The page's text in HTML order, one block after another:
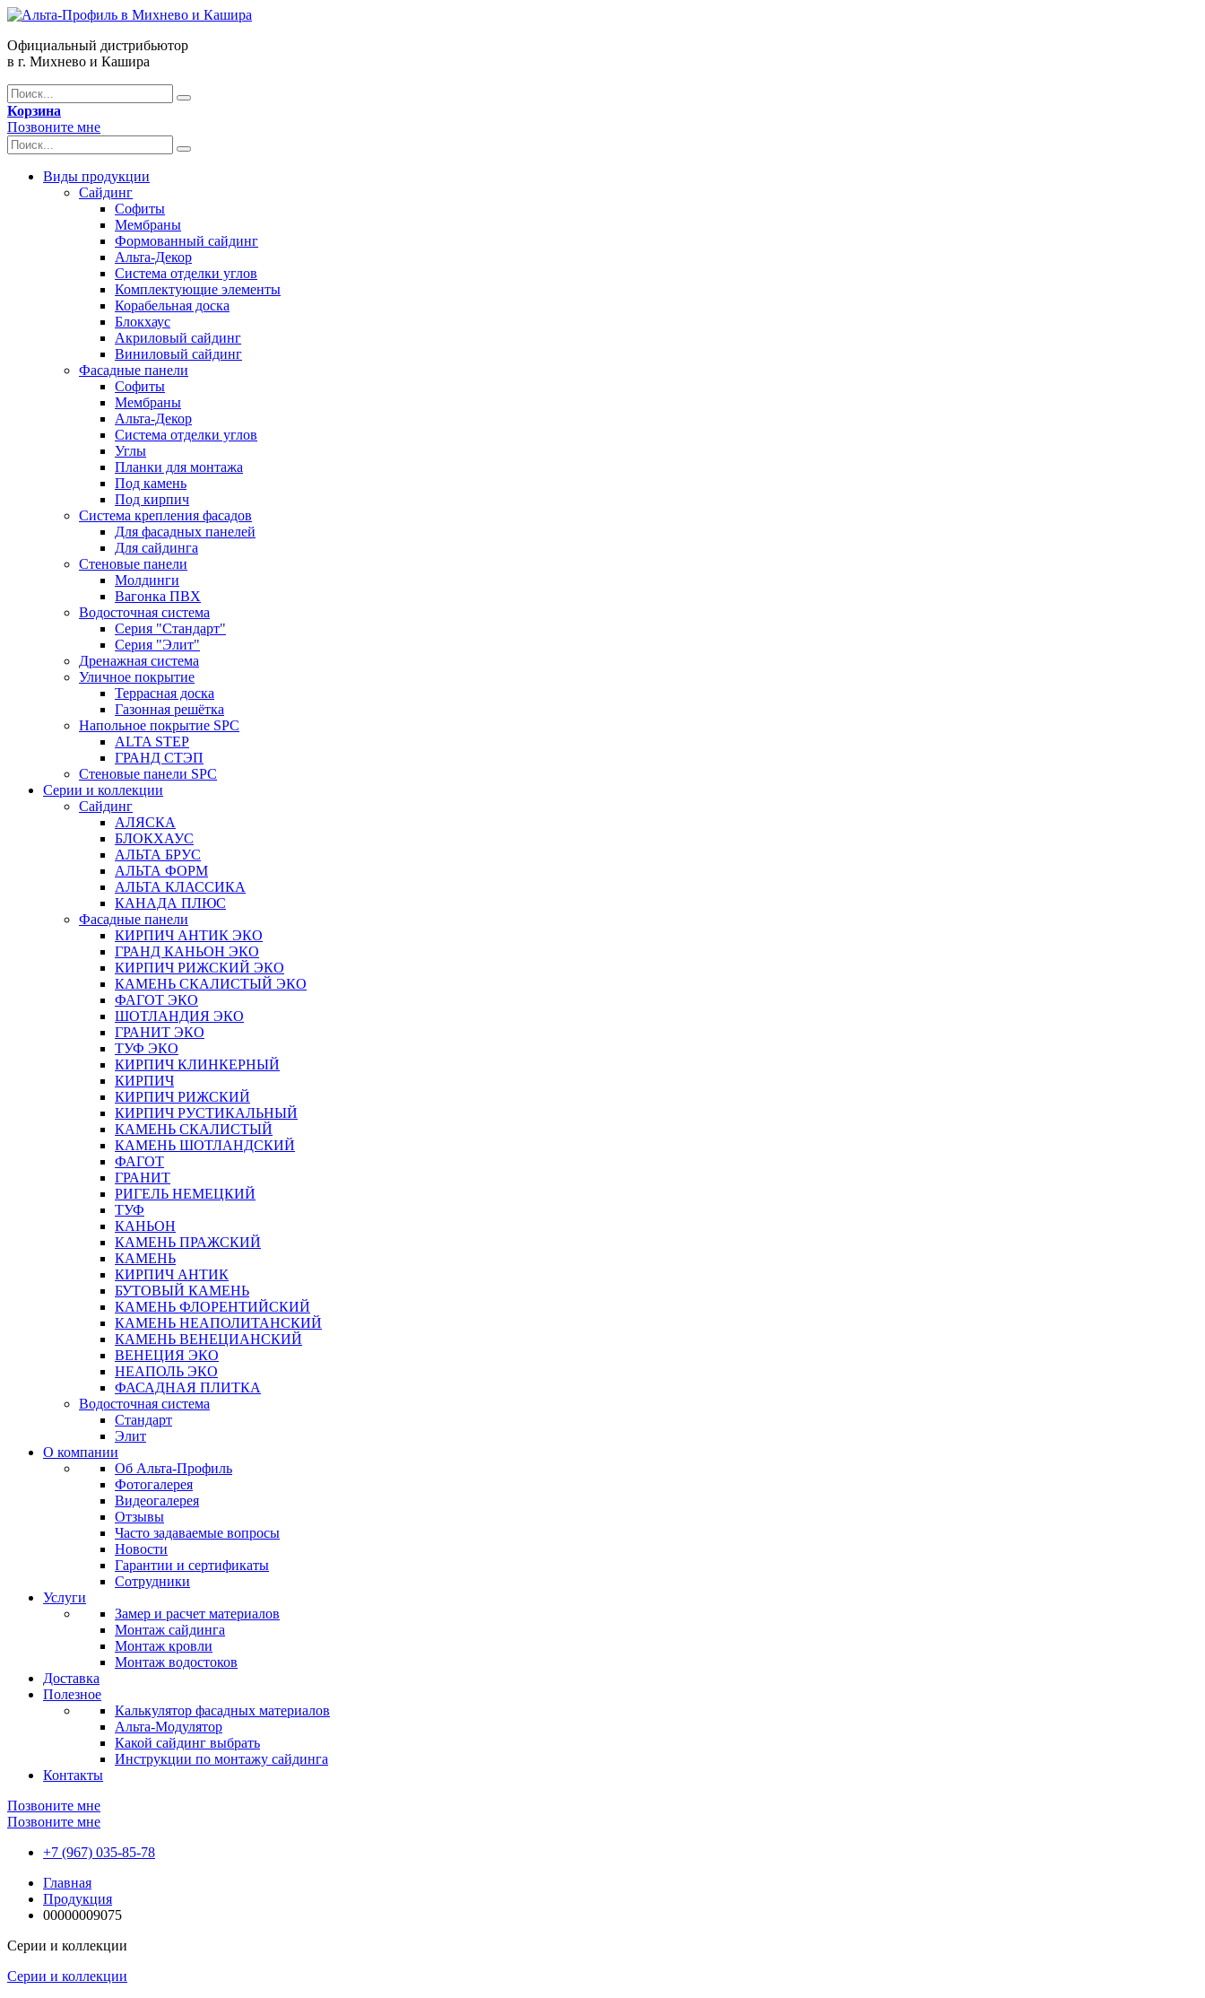
Официальный дистрибьютор
в г. Михнево и Кашира
Корзина
Позвоните мне
Виды продукции
Сайдинг
Софиты
Мембраны
Формованный сайдинг
Альта-Декор
Система отделки углов
Комплектующие элементы
Корабельная доска
Блокхаус
Акриловый сайдинг
Виниловый сайдинг
Фасадные панели
Софиты
Мембраны
Альта-Декор
Система отделки углов
Углы
Планки для монтажа
Под камень
Под кирпич
Система крепления фасадов
Для фасадных панелей
Для сайдинга
Стеновые панели
Молдинги
Вагонка ПВХ
Водосточная система
Серия "Стандарт"
Серия "Элит"
Дренажная система
Уличное покрытие
Террасная доска
Газонная решётка
Напольное покрытие SPC
ALTA STEP
ГРАНД СТЭП
Стеновые панели SPC
Серии и коллекции
Сайдинг
АЛЯСКА
БЛОКХАУС
АЛЬТА БРУС
АЛЬТА ФОРМ
АЛЬТА КЛАССИКА
КАНАДА ПЛЮС
Фасадные панели
КИРПИЧ АНТИК ЭКО
ГРАНД КАНЬОН ЭКО
КИРПИЧ РИЖСКИЙ ЭКО
КАМЕНЬ СКАЛИСТЫЙ ЭКО
ФАГОТ ЭКО
ШОТЛАНДИЯ ЭКО
ГРАНИТ ЭКО
ТУФ ЭКО
КИРПИЧ КЛИНКЕРНЫЙ
КИРПИЧ
КИРПИЧ РИЖСКИЙ
КИРПИЧ РУСТИКАЛЬНЫЙ
КАМЕНЬ СКАЛИСТЫЙ
КАМЕНЬ ШОТЛАНДСКИЙ
ФАГОТ
ГРАНИТ
РИГЕЛЬ НЕМЕЦКИЙ
ТУФ
КАНЬОН
КАМЕНЬ ПРАЖСКИЙ
КАМЕНЬ
КИРПИЧ АНТИК
БУТОВЫЙ КАМЕНЬ
КАМЕНЬ ФЛОРЕНТИЙСКИЙ
КАМЕНЬ НЕАПОЛИТАНСКИЙ
КАМЕНЬ ВЕНЕЦИАНСКИЙ
ВЕНЕЦИЯ ЭКО
НЕАПОЛЬ ЭКО
ФАСАДНАЯ ПЛИТКА
Водосточная система
Стандарт
Элит
О компании
Об Альта-Профиль
Фотогалерея
Видеогалерея
Отзывы
Часто задаваемые вопросы
Новости
Гарантии и сертификаты
Сотрудники
Услуги
Замер и расчет материалов
Монтаж сайдинга
Монтаж кровли
Монтаж водостоков
Доставка
Полезное
Калькулятор фасадных материалов
Альта-Модулятор
Какой сайдинг выбрать
Инструкции по монтажу сайдинга
Контакты
Позвоните мне
Позвоните мне
+7 (967) 035-85-78
Главная
Продукция
00000009075
Серии и коллекции
Серии и коллекции